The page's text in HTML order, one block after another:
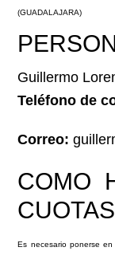
(GUADALAJARA)
Guillermo
Teléfono de
Correo:
COMO
CUOTAS
Es necesario ponerse